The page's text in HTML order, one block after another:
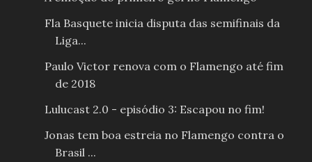
Fla Basquete inicia disputa das semifinais da
Liga...
Paulo Victor renova com o Flamengo até fim
de 2018
Lulucast 2.0 - episódio 3: Escapou no fim!
Jonas tem boa estreia no Flamengo contra o
Brasil ...